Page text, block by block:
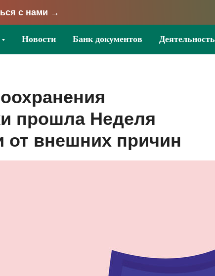
с нами →
Новости Банк документов Деятельность
прошла Неделя
от внешних причин